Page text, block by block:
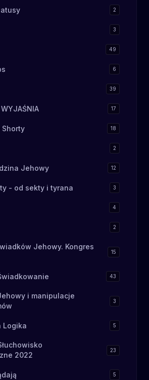
2
3
49
6
39
WYJAŚNIA 17
Shorty 18
2
Jehowy 12
- od sekty i tyrana 3
4
2
Jehowy. Kongres
15
43
i manipulacje
3
Logika 5
2022
23
5